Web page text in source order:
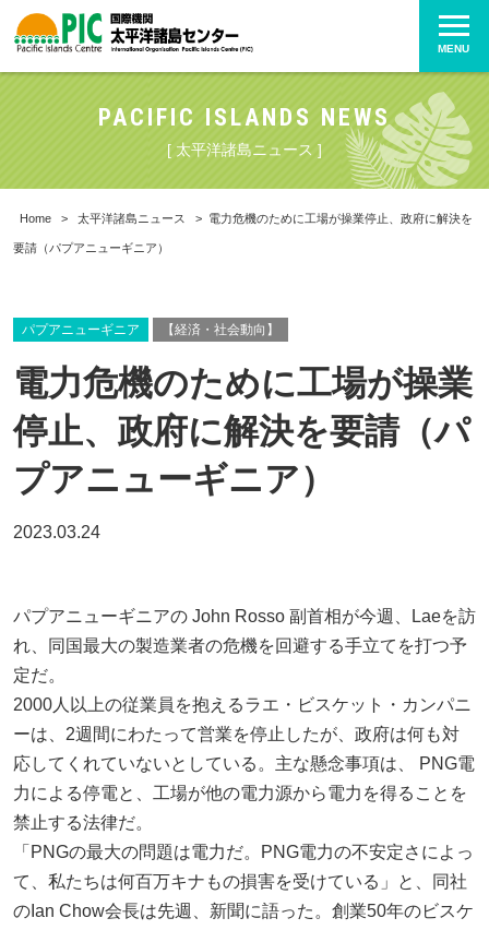
MENU
PACIFIC ISLANDS NEWS
[ 太平洋諸島ニュース ]
Home > 太平洋諸島ニュース > 電力危機のために工場が操業停止、政府に解決を
要請（パプアニューギニア）
パプアニューギニア 【経済・社会動向】
電力危機のために工場が操業
停止、政府に解決を要請（パ
プアニューギニア）
2023.03.24
パプアニューギニアの John Rosso 副首相が今週、Laeを訪
れ、同国最大の製造業者の危機を回避する手立てを打つ予
定だ。
2000人以上の従業員を抱えるラエ・ビスケット・カンパニ
ーは、2週間にわたって営業を停止したが、政府は何も対
応してくれていないとしている。主な懸念事項は、 PNG電
力による停電と、工場が他の電力源から電力を得ることを
禁止する法律だ。
「PNGの最大の問題は電力だ。PNG電力の不安定さによっ
て、私たちは何百万キナもの損害を受けている」と、同社
のIan Chow会長は先週、新聞に語った。創業50年のビスケ